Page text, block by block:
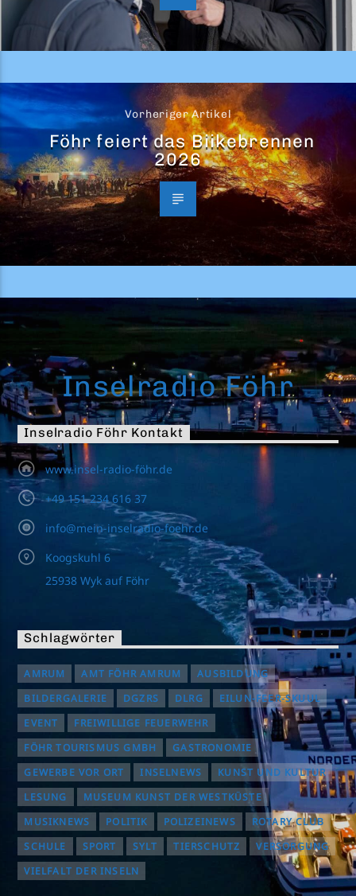
Vorheriger Artikel
Föhr feiert das Biikebrennen
2026
Inselradio Föhr
Inselradio Föhr Kontakt
www.insel-radio-föhr.de
+49 151 234 616 37
info@mein-inselradio-foehr.de
Koogskuhl 6
25938 Wyk auf Föhr
Schlagwörter
AMRUM AMT FÖHR AMRUM
AUSBILDUNG
BILDERGALERIE
DGZRS DLRG
EILUN-FEER-SKUUL
EVENT
FREIWILLIGE FEUERWEHR
FÖHR TOURISMUS GMBH
GASTRONOMIE
GEWERBE VOR ORT
INSELNEWS
KUNST UND KULTUR
LESUNG
MUSEUM KUNST DER WESTKÜSTE
MUSIKNEWS
POLITIK POLIZEINEWS
ROTARY CLUB
SCHULE
SPORT SYLT TIERSCHUTZ
VERSORGUNG
VIELFALT DER INSELN